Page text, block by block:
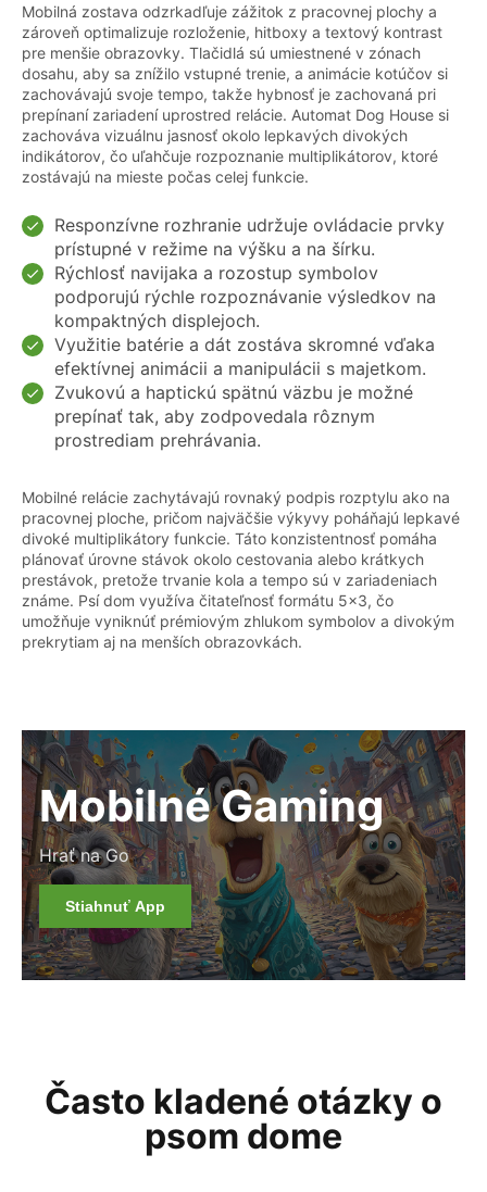
Mobilná zostava odzrkadľuje zážitok z pracovnej plochy a
zároveň optimalizuje rozloženie, hitboxy a textový kontrast
pre menšie obrazovky. Tlačidlá sú umiestnené v zónach
dosahu, aby sa znížilo vstupné trenie, a animácie kotúčov si
zachovávajú svoje tempo, takže hybnosť je zachovaná pri
prepínaní zariadení uprostred relácie. Automat Dog House si
zachováva vizuálnu jasnosť okolo lepkavých divokých
indikátorov, čo uľahčuje rozpoznanie multiplikátorov, ktoré
zostávajú na mieste počas celej funkcie.
Responzívne rozhranie udržuje ovládacie prvky
prístupné v režime na výšku a na šírku.
Rýchlosť navijaka a rozostup symbolov
podporujú rýchle rozpoznávanie výsledkov na
kompaktných displejoch.
Využitie batérie a dát zostáva skromné vďaka
efektívnej animácii a manipulácii s majetkom.
Zvukovú a haptickú spätnú väzbu je možné
prepínať tak, aby zodpovedala rôznym
prostrediam prehrávania.
Mobilné relácie zachytávajú rovnaký podpis rozptylu ako na
pracovnej ploche, pričom najväčšie výkyvy poháňajú lepkavé
divoké multiplikátory funkcie. Táto konzistentnosť pomáha
plánovať úrovne stávok okolo cestovania alebo krátkych
prestávok, pretože trvanie kola a tempo sú v zariadeniach
známe. Psí dom využíva čitateľnosť formátu 5x3, čo
umožňuje vyniknúť prémiovým zhlukom symbolov a divokým
prekrytiam aj na menších obrazovkách.
Mobilné Gaming
Hrať na Go
Stiahnuť App
Často kladené otázky o
psom dome